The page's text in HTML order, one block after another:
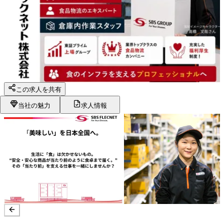
この求人を共有
当社の魅力 求人情報